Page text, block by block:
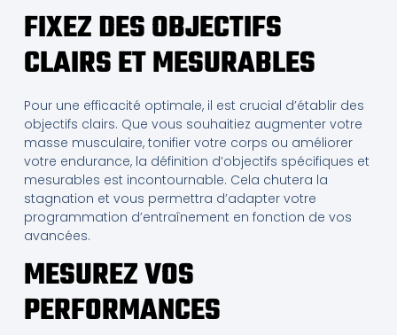
FIXEZ DES OBJECTIFS
CLAIRS ET MESURABLES
Pour une efficacité optimale, il est crucial d’établir des
objectifs clairs. Que vous souhaitiez augmenter votre
masse musculaire, tonifier votre corps ou améliorer
votre endurance, la définition d’objectifs spécifiques et
mesurables est incontournable. Cela chutera la
stagnation et vous permettra d’adapter votre
programmation d’entraînement en fonction de vos
avancées.
MESUREZ VOS
PERFORMANCES